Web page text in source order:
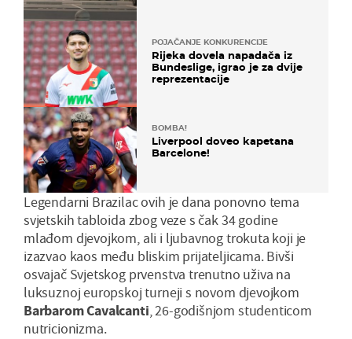
POJAČANJE KONKURENCIJE
Rijeka dovela napadača iz
Bundeslige, igrao je za dvije
reprezentacije
BOMBA!
Liverpool doveo kapetana
Barcelone!
Legendarni Brazilac ovih je dana ponovno tema
svjetskih tabloida zbog veze s čak 34 godine
mlađom djevojkom, ali i ljubavnog trokuta koji je
izazvao kaos među bliskim prijateljicama. Bivši
osvajač Svjetskog prvenstva trenutno uživa na
luksuznoj europskoj turneji s novom djevojkom
Barbarom Cavalcanti, 26-godišnjom studenticom
nutricionizma.